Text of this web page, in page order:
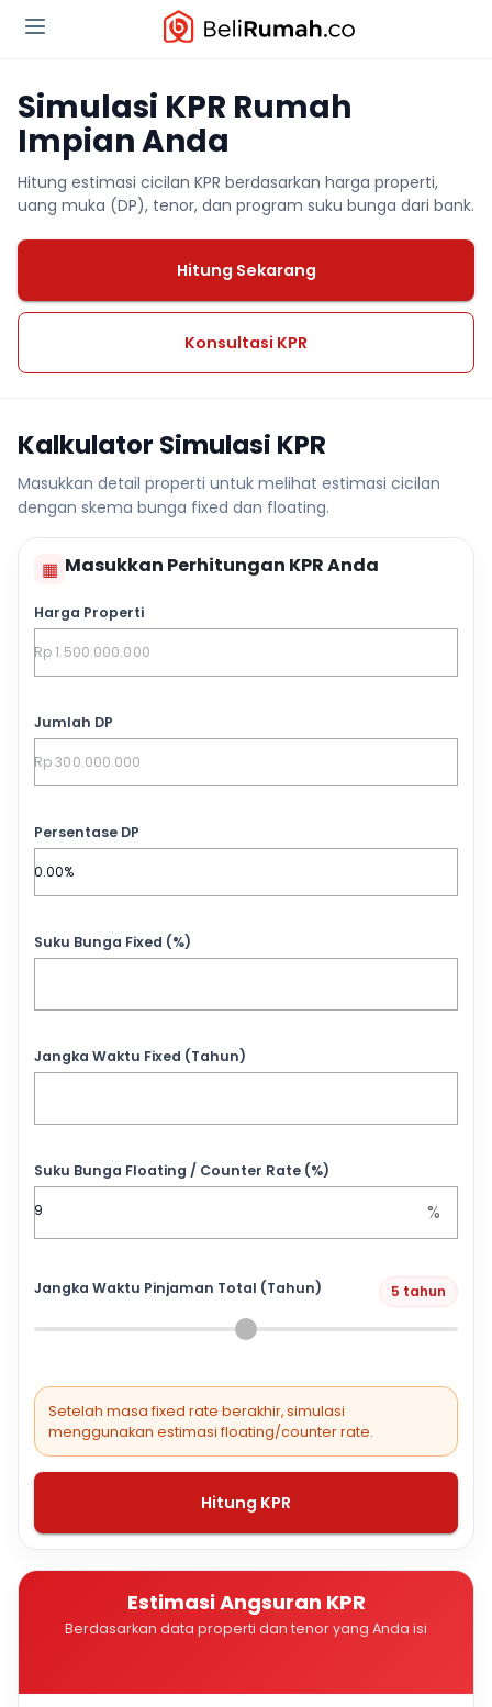
Simulasi KPR Rumah
Impian Anda
Hitung estimasi cicilan KPR berdasarkan harga properti,
uang muka (DP), tenor, dan program suku bunga dari bank.
Hitung Sekarang
Konsultasi KPR
Kalkulator Simulasi KPR
Masukkan detail properti untuk melihat estimasi cicilan
dengan skema bunga fixed dan floating.
▦ Masukkan Perhitungan KPR Anda
Harga Properti
Jumlah DP
Persentase DP
Suku Bunga Fixed (%)
Jangka Waktu Fixed (Tahun)
Suku Bunga Floating / Counter Rate (%)
%
Jangka Waktu Pinjaman Total (Tahun) 5 tahun
Setelah masa fixed rate berakhir, simulasi
menggunakan estimasi floating/counter rate.
Hitung KPR
Estimasi Angsuran KPR
Berdasarkan data properti dan tenor yang Anda isi